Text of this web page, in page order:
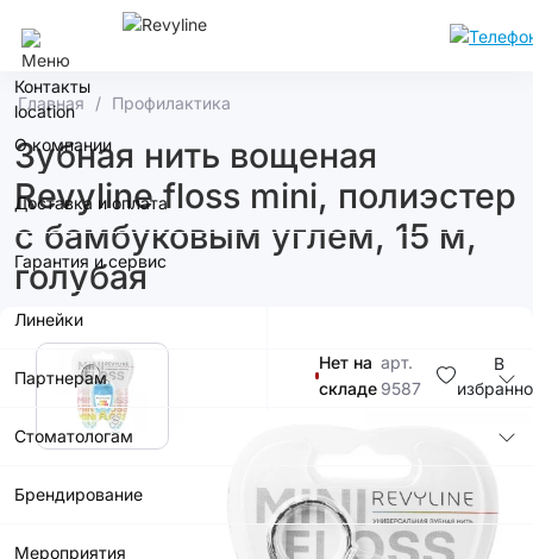
Контакты
О компании
Доставка и оплата
Гарантия и сервис
Линейки
Партнерам
Стоматологам
Брендирование
Мероприятия
Главная Профилактика
Зубная нить вощеная
Revyline floss mini, полиэстер
с бамбуковым углем, 15 м,
голубая
Нет на
складе
арт.
9587
В
Купить в